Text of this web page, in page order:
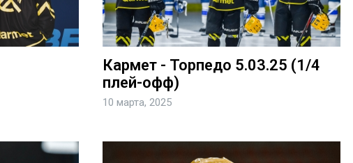
Кармет - Торпедо 5.03.25 (1/4
плей-офф)
10 марта, 2025